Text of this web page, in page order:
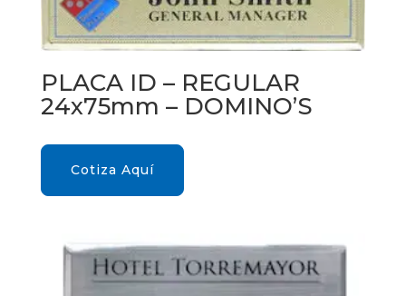
PLACA ID – REGULAR
24x75mm – DOMINO’S
Cotiza Aquí